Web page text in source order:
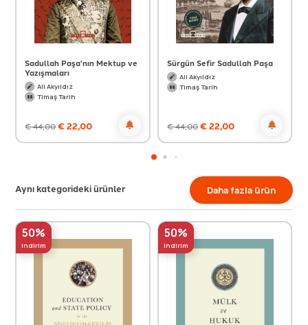
Sadullah Paşa'nın Mektup ve
Yazışmaları
Ali Akyıldız
Timaş Tarih
€44,00€22,00
Sürgün Sefir Sadullah Paşa
Ali Akyıldız
Timaş Tarih
€44,00€22,00
Aynı kategorideki ürünler Daha fazla ürün
50%
indirim
50%
indirim